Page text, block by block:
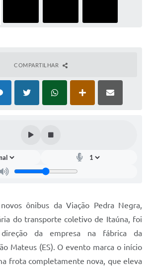
COMPARTILHAR
ônibus da Viação Pedra Negra,
do transporte coletivo de Itaúna, foi
da empresa na fábrica da
Mateus (ES). O evento marca o início
frota completamente nova, que eleva